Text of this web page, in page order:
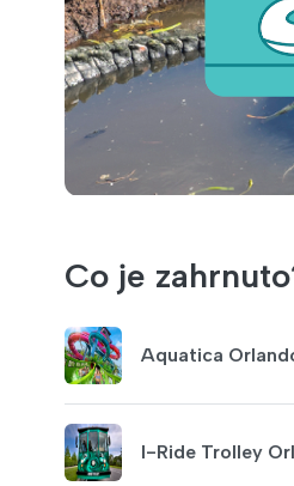
Co je
Aquatica
I-Ride Trolley